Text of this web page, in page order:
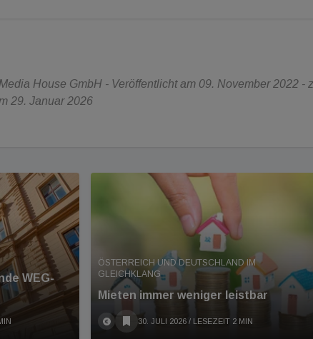
House GmbH - Veröffentlicht am 09. November 2022 -
29. Januar 2026
WEG-
ÖSTERREICH UND DEUTSCHLAND IM
GLEICHKLANG
Mieten immer weniger leistbar
30. JULI 2026 / LESEZEIT 2 MIN